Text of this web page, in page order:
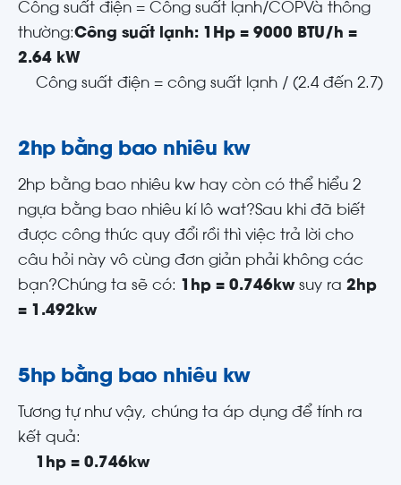
Công suất điện = Công suất lạnh/COPVà thông
thường:Công suất lạnh: 1Hp = 9000 BTU/h =
2.64 kW
Công suất điện = công suất lạnh / (2.4 đến 2.7)
2hp bằng bao nhiêu kw
2hp bằng bao nhiêu kw hay còn có thể hiểu 2
ngựa bằng bao nhiêu kí lô wat?Sau khi đã biết
được công thức quy đổi rồi thì việc trả lời cho
câu hỏi này vô cùng đơn giản phải không các
bạn?Chúng ta sẽ có:
1hp = 0.746kwsuy ra 2hp
= 1.492kw
5hp bằng bao nhiêu kw
Tương tự như vậy, chúng ta áp dụng để tính ra
kết quả:
1hp = 0.746kw